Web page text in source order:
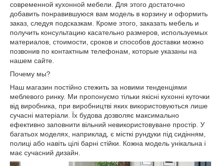
современной кухонной мебели. Для этого достаточно
добавить понравившуюся вам модель в корзину и оформить
заказ, следуя подсказкам. Кроме этого, заказать мебель и
получить консультацию касательно размеров, используемых
материалов, стоимости, сроков и способов доставки можно
позвонив по контактным телефонам, которые указаны на
нашем сайте.
Почему мы?
Наш магазин постійно стежить за новими тенденціями
меблевого ринку. Ми пропонуємо тільки якісні кухонні куточки
від виробника, при виробництві яких використовуються лише
сучасні матеріали. Їх будова дозволяє максимально
ефективно заповнити вільний невикористовуване простір. У
багатьох моделях, наприклад, є місткі рундуки під сидінням,
полиці або навіть цілі барні стійки. Кожна модель унікальна і
має сучасний дизайн.